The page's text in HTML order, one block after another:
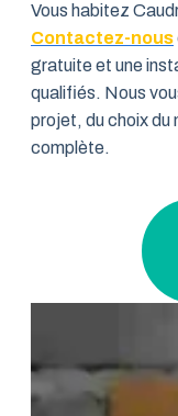
Vous habitez
Contactez-nous
gratuite et une
qualifiés. Nous
projet, du choix du
complète.